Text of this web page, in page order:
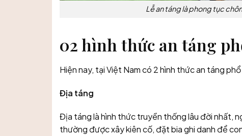
Lễ an táng là phong tục
02 hình thức an táng
Hiện nay, tại Việt Nam có 2 hình thức an táng
Địa táng
Địa táng là hình thức truyền thống lâu đời nhất,
thường được xây kiên cố, đặt bia ghi danh để